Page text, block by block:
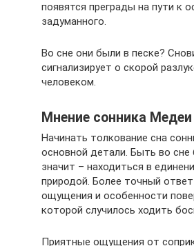
появятся преграды на пути к
задуманного.
Во сне они были в песке?
сигнализирует о скорой
человеком.
Мнение сонника Медеи
Начинать толкование сна
основной детали. Быть во сне
значит – находиться в
природой. Более точный
ощущения и особенности
которой случилось ходить
Приятные ощущения от